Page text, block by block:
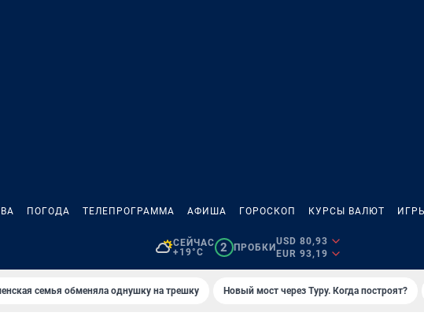
ПОГОДА ТЕЛЕПРОГРАММА АФИША ГОРОСКОП КУРСЫ ВАЛЮТ
СЕЙЧАС
+19°C
2 ПРОБКИ
USD 80,93
EUR 93,19
семья обменяла однушку на трешку Новый мост через Туру. Когда построят?